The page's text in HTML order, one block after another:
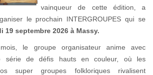
vainqueur de cette édition, a
le prochain INTERGROUPES qui se
19 septembre 2026 à Massy.
le groupe organisateur anime avec
série de défis hauts en couleur, où les
super groupes folkloriques rivalisent